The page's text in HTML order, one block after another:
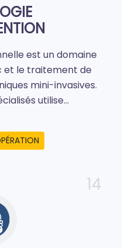
est un domaine
et le traitement de
mini-invasives.
utilise...
14